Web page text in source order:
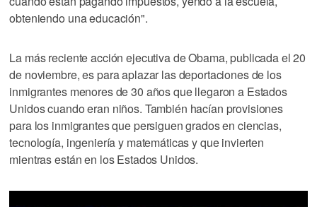
obteniendo una educación".
La más reciente acción ejecutiva de Obama, publicada el 20
de noviembre, es para aplazar las deportaciones de los
inmigrantes menores de 30 años que llegaron a Estados
Unidos cuando eran niños. También hacían provisiones
para los inmigrantes que persiguen grados en ciencias,
tecnología, ingeniería y matemáticas y que invierten
mientras están en los Estados Unidos.